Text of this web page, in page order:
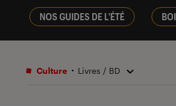
NOS GUIDES DE L'ÉTÉ
Culture Livres / BD